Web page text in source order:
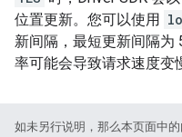
位置更新。您可以使用
新间隔，最短更新间隔为
率可能会导致请求速度变
如未另行说明，那么本页面中